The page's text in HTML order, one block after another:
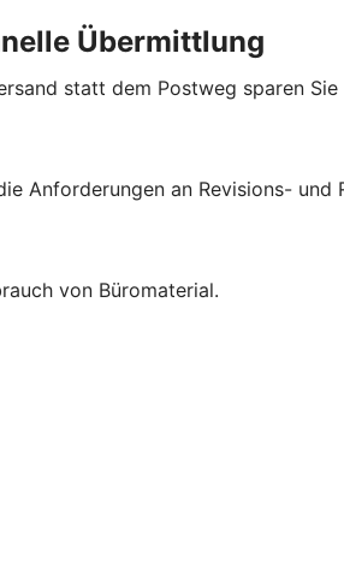
Übermittlung
statt dem Postweg sparen
Anforderungen an Revisions-
von Büromaterial.